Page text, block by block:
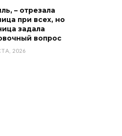
– отрезала
при всех, но
задала
вопрос
2026